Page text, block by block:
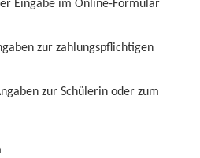
Eingabe im Online-Formular
zur zahlungspflichtigen
zur Schülerin oder zum